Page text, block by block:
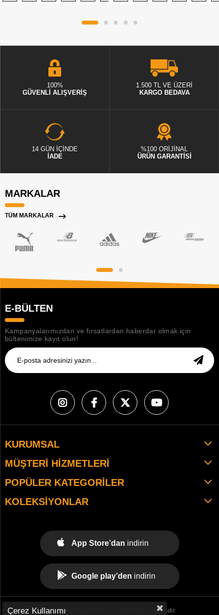
100%
GÜVENLİ ALIŞVERİŞ
1.500 TL VE ÜZERİ
KARGO BEDAVA
14 GÜN İÇİNDE
İADE
%100 ORİJİNAL
ÜRÜN GARANTİSİ
MARKALAR
TÜM MARKALAR
E-BÜLTEN
Kampanyalarımızdan ve fırsatlardan haberdar olmak için
bültenimize kayıt olun!
KURUMSAL
MÜŞTERI HIZMETLERI
POPÜLER KATEGORILER
KOLEKSIYONLAR
App Store’dan indirin
Google play’den indirin
© 2021 tekemspor.com. - Tüm Hakları Saklıdır.
Çerez Kullanımı